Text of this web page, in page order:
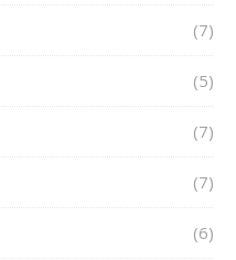
(7)
(5)
(7)
(7)
(6)